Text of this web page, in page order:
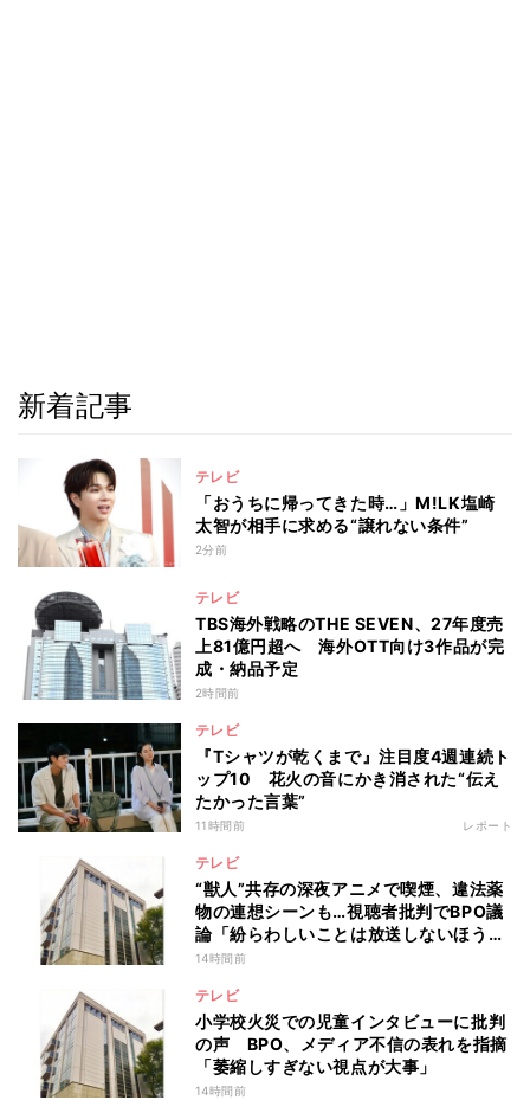
新着記事
テレビ
「おうちに帰ってきた時…」M!LK塩崎
太智が相手に求める“譲れない条件”
2分前
テレビ
TBS海外戦略のTHE SEVEN、27年度売
上81億円超へ 海外OTT向け3作品が完
成・納品予定
2時間前
テレビ
『Tシャツが乾くまで』注目度4週連続ト
ップ10 花火の音にかき消された“伝え
たかった言葉”
11時間前 レポート
テレビ
“獣人”共存の深夜アニメで喫煙、違法薬
物の連想シーンも…視聴者批判でBPO議
論「紛らわしいことは放送しないほう
が」
14時間前
テレビ
小学校火災での児童インタビューに批判
の声 BPO、メディア不信の表れを指摘
「萎縮しすぎない視点が大事」
14時間前